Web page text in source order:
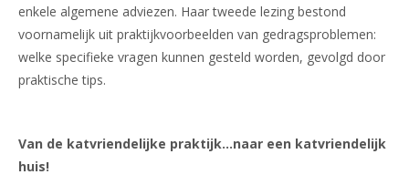
enkele algemene adviezen. Haar tweede lezing bestond
voornamelijk uit praktijkvoorbeelden van gedragsproblemen:
welke specifieke vragen kunnen gesteld worden, gevolgd door
praktische tips.
Van de katvriendelijke praktijk…naar een katvriendelijk
huis!